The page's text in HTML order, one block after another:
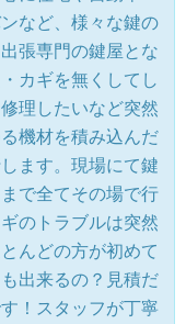
など、様々な鍵の
張専門の鍵屋とな
カギを無くしてし
理したいなど突然
機材を積み込んだ
ます。現場にて鍵
で全てその場で行
のトラブルは突然
んどの方が初めて
出来るの？見積だ
！スタッフが丁寧